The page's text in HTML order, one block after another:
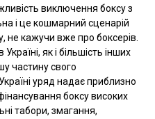
виключення боксу з
і це кошмарний сценарій
не кажучи вже про боксерів.
як і більшість інших
частину свого
уряд надає приблизно
боксу високих
табори, змагання,